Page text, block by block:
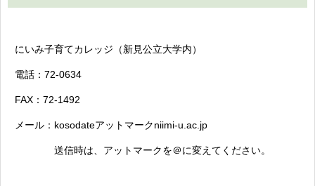
にいみ子育てカレッジ（新見公立大学内）
電話：72-0634
FAX：72-1492
メール：kosodateアットマークniimi-u.ac.jp
送信時は、アットマークを＠に変えてください。